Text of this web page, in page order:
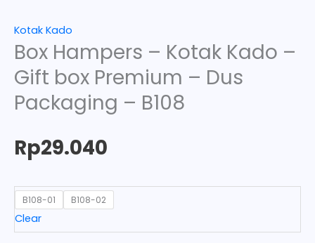
Kotak Kado
Box Hampers – Kotak Kado –
Gift box Premium – Dus
Packaging – B108
Rp29.040
B108-01 B108-02
Clear